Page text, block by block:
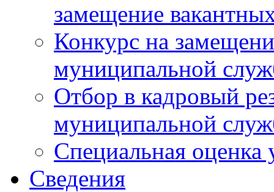
замещение
Конкурс на
муниципальной
Отбор в кадровый
муниципальной
Специальная оценка
Сведения